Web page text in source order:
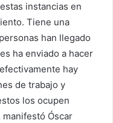
instancias en
Tiene una
han llegado
ha enviado a hacer
hay
de trabajo y
los ocupen
manifestó Óscar